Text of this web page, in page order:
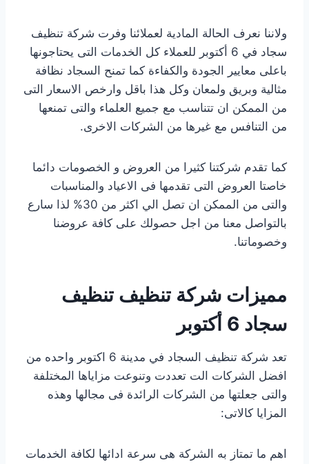
ولاننا نعرف الحالة المادية لعملائنا وفرت شركة تنظيف
سجاد في 6 أكتوبر للعملاء كل الخدمات التى يحتاجونها
باعلى معايير الجودة والكفاءة كما تمنح السجاد نظافة
مثالية وبريق ولمعان وكل هذا باقل وارخص الاسعار التى
من الممكن ان تتناسب مع جميع العلماء والتى تمنعها
من التنافس مع غيرها من الشركات الاخرى.
كما تقدم شركتنا كثيرا من العروض و الخصومات دائما
خاصتا العروض التى تقدمها فى الاعياد والمناسبات
والتى من الممكن ان تصل الي اكثر من 30% لذا سارع
بالتواصل معنا من اجل حصولك على كافة عروضنا
وخصوماتنا.
مميزات شركة تنظيف تنظيف
سجاد 6 أكتوبر
تعد شركة تنظيف السجاد في مدينة 6 اكتوبر واحده من
افضل الشركات الت تعددت وتنوعت مزاياها المختلفة
والتى جعلتها من الشركات الرائدة فى مجالها وهذه
المزايا كالاتى:
اهم ما تمتاز به الشركة هى سرعة ادائها لكافة الخدمات